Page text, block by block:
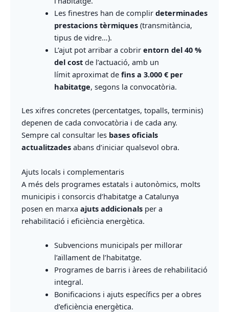
Les finestres han de complir determinades
prestacions tèrmiques(transmitància,
tipus de vidre…).
L’ajut pot arribar a cobrir entorn del 40 %
del costde l’actuació, amb un
límit aproximat de fins a 3.000 € per
habitatge, segons la convocatòria.
Les xifres concretes (percentatges, topalls, terminis)
depenen de cada convocatòria i de cada any.
Sempre cal consultar les bases oficials
actualitzadesabans d’iniciar qualsevol obra.
Ajuts locals i complementaris
A més dels programes estatals i autonòmics, molts
municipis i consorcis d’habitatge a Catalunya
posen en marxa ajuts addicionalsper a
rehabilitació i eficiència energètica.
Subvencions municipals per millorar
l’aïllament de l’habitatge.
Programes de barris i àrees de rehabilitació
integral.
Bonificacions i ajuts específics per a obres
d’eficiència energètica.